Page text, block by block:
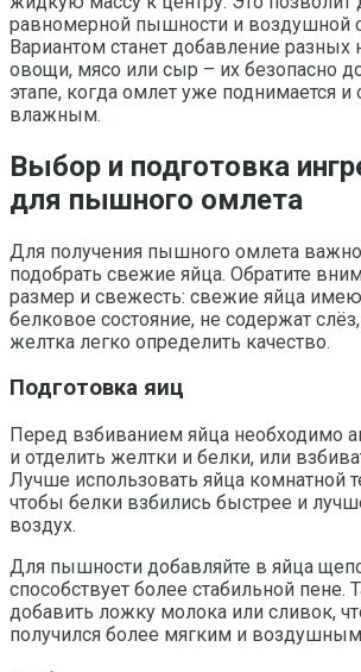
равномерной пышности и воздушной
Вариантом станет добавление разных
овощи, мясо или сыр – их безопасно
этапе, когда омлет уже поднимается и
влажным.
Выбор и подготовка
для пышного омлета
Для получения пышного омлета
подобрать свежие яйца. Обратите
размер и свежесть: свежие яйца
белковое состояние, не содержат
желтка легко определить качество.
Подготовка яиц
Перед взбиванием яйца необходимо
и отделить желтки и белки, или
Лучше использовать яйца комнатной
чтобы белки взбились быстрее и
воздух.
Для пышности добавляйте в яйца
способствует более стабильной
добавить ложку молока или сливок,
получился более мягким и